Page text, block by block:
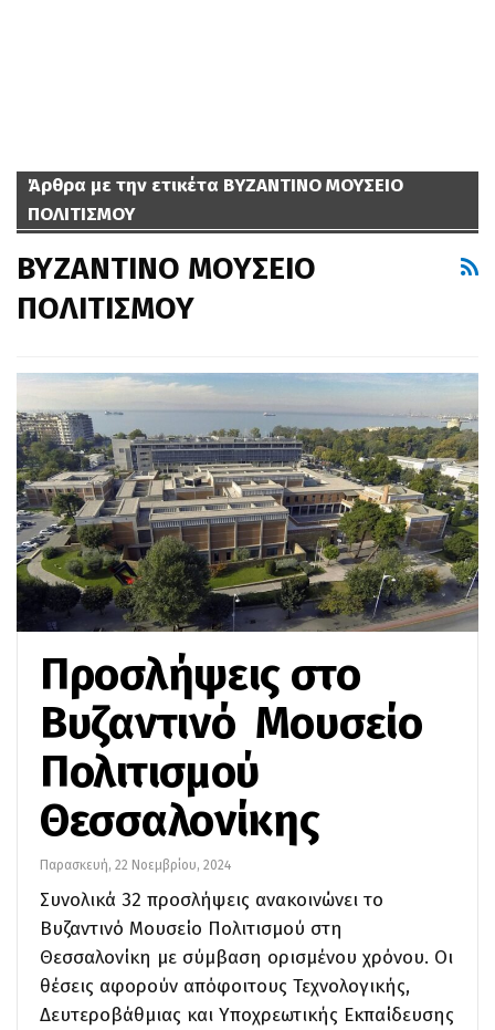
Άρθρα με την ετικέτα ΒΥΖΑΝΤΙΝΟ ΜΟΥΣΕΙΟ
ΠΟΛΙΤΙΣΜΟΥ
ΒΥΖΑΝΤΙΝΟ ΜΟΥΣΕΙΟ
ΠΟΛΙΤΙΣΜΟΥ
Προσλήψεις στο
Βυζαντινό Μουσείο
Πολιτισμού
Θεσσαλονίκης
Παρασκευή, 22 Νοεμβρίου, 2024
Συνολικά 32 προσλήψεις ανακοινώνει το
Βυζαντινό Μουσείο Πολιτισμού στη
Θεσσαλονίκη με σύμβαση ορισμένου χρόνου. Οι
θέσεις αφορούν απόφοιτους Τεχνολογικής,
Δευτεροβάθμιας και Υποχρεωτικής Εκπαίδευσης